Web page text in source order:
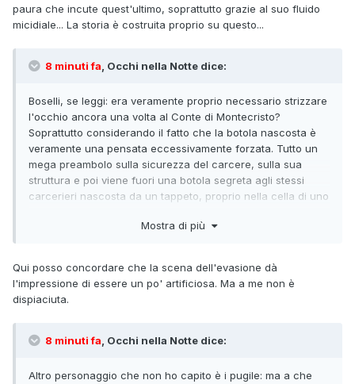
paura che incute quest'ultimo, soprattutto grazie al suo fluido
micidiale... La storia è costruita proprio su questo...
8 minuti fa , Occhi nella Notte dice:
Boselli, se leggi: era veramente proprio necessario strizzare
l'occhio ancora una volta al Conte di Montecristo?
Soprattutto considerando il fatto che la botola nascosta è
veramente una pensata eccessivamente forzata. Tutto un
mega preambolo sulla sicurezza del carcere, sulla sua
struttura e poi viene fuori una botola segreta agli stessi
carcerieri nascosta da un tappeto, proprio nella cella di uno
Mostra di più
Qui posso concordare che la scena dell'evasione dà
l'impressione di essere un po' artificiosa. Ma a me non è
dispiaciuta.
8 minuti fa, Occhi nella Notte dice:
Altro personaggio che non ho capito è i pugile: ma a che